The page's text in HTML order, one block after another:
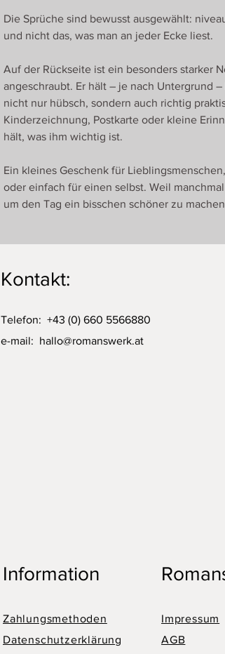
Die Sprüche sind bewusst ausgewählt:
und nicht das, was man an jeder Ecke liest.
Auf der Rückseite ist ein besonders starker
angeschraubt. Er hält – je nach Untergrund
nicht nur hübsch, sondern auch richtig
Kinderzeichnung, Postkarte oder kleine
hält, was ihm wichtig ist.
Ein kleines Geschenk für
oder einfach für einen selbst. Weil
um den Tag ein bisschen schöner zu
Kontakt:
Telefon: +43 (0) 660 5566880
e-mail: hallo@romanswerk.at
Information
Zahlungsmethoden
Datenschutzerklärung
Impressum
AGB